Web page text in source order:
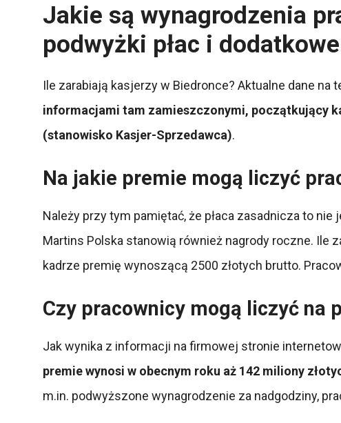
Jakie są wynagrodzenia
podwyżki płac i
Ile zarabiają kasjerzy w Biedronce? Aktualne dane
informacjami tam zamieszczonymi, początkujący
(stanowisko Kasjer-Sprzedawca).
Na jakie premie mogą liczyć
Należy przy tym pamiętać, że płaca zasadnicza to
Martins Polska stanowią również nagrody roczne. Ile
kadrze premię wynoszącą 2500 złotych brutto.
Czy pracownicy mogą liczyć na
Jak wynika z informacji na firmowej stronie
premie wynosi w obecnym roku aż 142 miliony
m.in. podwyższone wynagrodzenie za nadgodziny,